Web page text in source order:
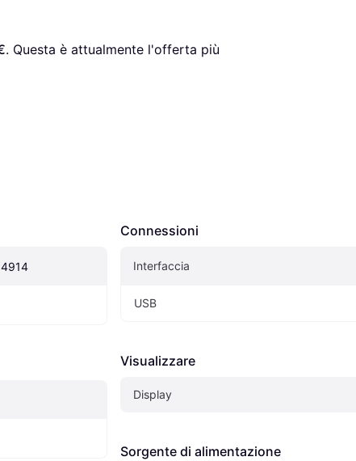
. Questa è attualmente l'offerta più
Connessioni
Interfaccia
USB
Visualizzare
Display
Sorgente di alimentazione